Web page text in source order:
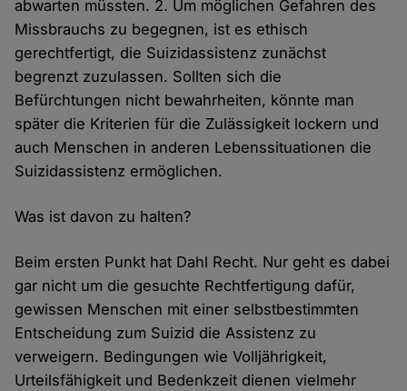
abwarten müssten. 2. Um möglichen Gefahren des
Missbrauchs zu begegnen, ist es ethisch
gerechtfertigt, die Suizidassistenz zunächst
begrenzt zuzulassen. Sollten sich die
Befürchtungen nicht bewahrheiten, könnte man
später die Kriterien für die Zulässigkeit lockern und
auch Menschen in anderen Lebenssituationen die
Suizidassistenz ermöglichen.
Was ist davon zu halten?
Beim ersten Punkt hat Dahl Recht. Nur geht es dabei
gar nicht um die gesuchte Rechtfertigung dafür,
gewissen Menschen mit einer selbstbestimmten
Entscheidung zum Suizid die Assistenz zu
verweigern. Bedingungen wie Volljährigkeit,
Urteilsfähigkeit und Bedenkzeit dienen vielmehr